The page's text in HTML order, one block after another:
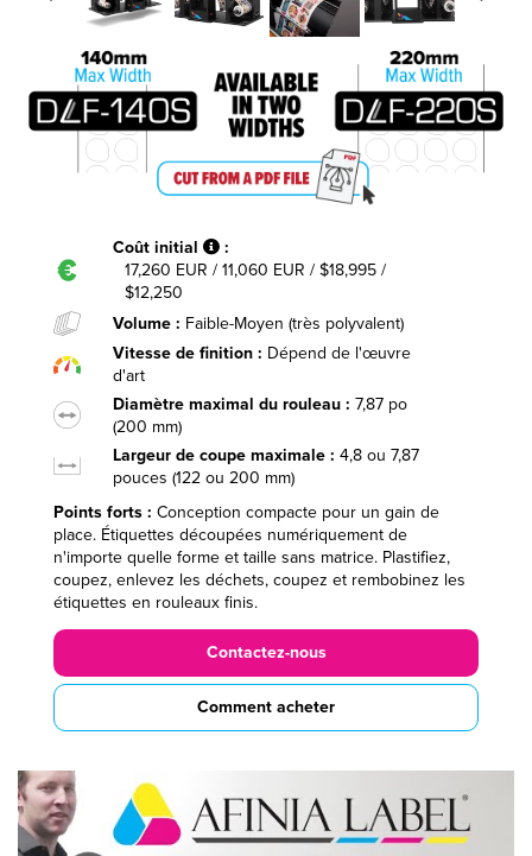
Coût initial
:
17,260 EUR / 11,060 EUR / $18,995 /
$12,250
Volume : Faible-Moyen (très polyvalent)
Vitesse de finition : Dépend de l'œuvre
d'art
Diamètre maximal du rouleau : 7,87 po
(200 mm)
Largeur de coupe maximale : 4,8 ou 7,87
pouces (122 ou 200 mm)
Points forts : Conception compacte pour un gain de
place. Étiquettes découpées numériquement de
n'importe quelle forme et taille sans matrice. Plastifiez,
coupez, enlevez les déchets, coupez et rembobinez les
étiquettes en rouleaux finis.
Contactez-nous
Comment acheter